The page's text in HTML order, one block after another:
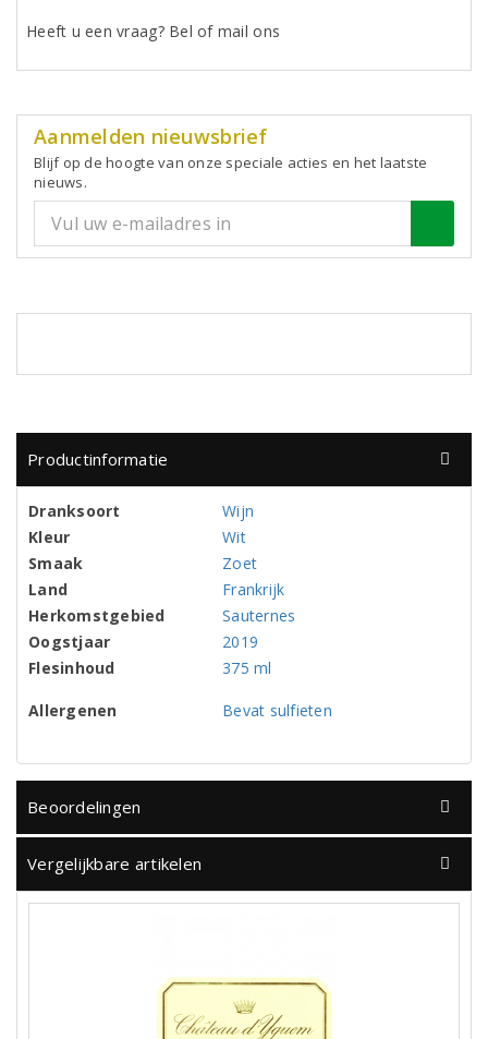
Heeft u een vraag? Bel of mail ons
Aanmelden nieuwsbrief
Blijf op de hoogte van onze speciale acties en het laatste
nieuws.
Productinformatie
Dranksoort
Wijn
Kleur
Wit
Smaak
Zoet
Land
Frankrijk
Herkomstgebied
Sauternes
Oogstjaar
2019
Flesinhoud
375 ml
Allergenen Bevat sulfieten
Beoordelingen
Vergelijkbare artikelen